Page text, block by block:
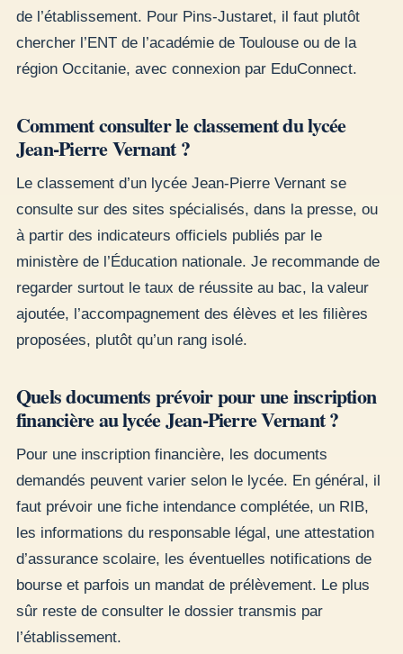
de l’établissement. Pour Pins-Justaret, il faut plutôt
chercher l’ENT de l’académie de Toulouse ou de la
région Occitanie, avec connexion par EduConnect.
Comment consulter le classement du lycée
Jean-Pierre Vernant ?
Le classement d’un lycée Jean-Pierre Vernant se
consulte sur des sites spécialisés, dans la presse, ou
à partir des indicateurs officiels publiés par le
ministère de l’Éducation nationale. Je recommande de
regarder surtout le taux de réussite au bac, la valeur
ajoutée, l’accompagnement des élèves et les filières
proposées, plutôt qu’un rang isolé.
Quels documents prévoir pour une inscription
financière au lycée Jean-Pierre Vernant ?
Pour une inscription financière, les documents
demandés peuvent varier selon le lycée. En général, il
faut prévoir une fiche intendance complétée, un RIB,
les informations du responsable légal, une attestation
d’assurance scolaire, les éventuelles notifications de
bourse et parfois un mandat de prélèvement. Le plus
sûr reste de consulter le dossier transmis par
l’établissement.